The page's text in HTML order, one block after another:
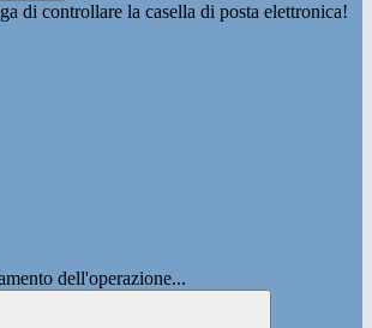
di controllare la casella di posta elettronica!
dell'operazione...